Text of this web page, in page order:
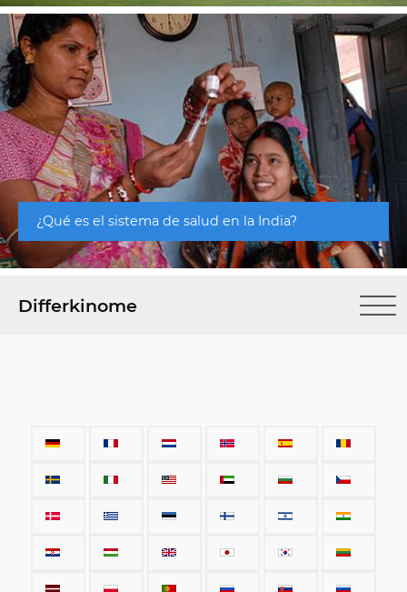
¿Qué es el sistema de salud en la India?
Differkinome